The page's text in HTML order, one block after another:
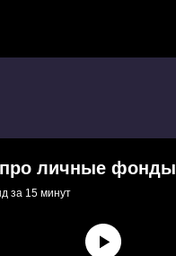
личные фонды
за 15 минут